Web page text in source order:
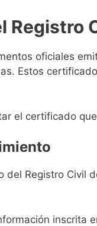
Registro
oficiales
Estos
el certificado
del Registro Civil
inscrita